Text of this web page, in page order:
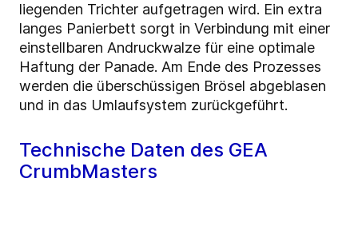
liegenden Trichter aufgetragen wird. Ein extra
langes Panierbett sorgt in Verbindung mit einer
einstellbaren Andruckwalze für eine optimale
Haftung der Panade. Am Ende des Prozesses
werden die überschüssigen Brösel abgeblasen
und in das Umlaufsystem zurückgeführt.
Technische Daten des GEA
CrumbMasters